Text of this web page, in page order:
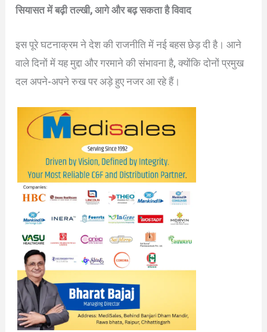
सियासत में बढ़ी तल्खी, आगे और बढ़ सकता है विवाद
इस पूरे घटनाक्रम ने देश की राजनीति में नई बहस छेड़ दी है। आने
वाले दिनों में यह मुद्दा और गरमाने की संभावना है, क्योंकि दोनों प्रमुख
दल अपने-अपने रुख पर अड़े हुए नजर आ रहे हैं।